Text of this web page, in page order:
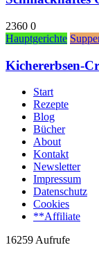
2360 0
Hauptgerichte
Kichererbsen-
Start
Rezepte
Blog
Bücher
About
Kontakt
Newsletter
Impressum
Datenschutz
Cookies
**Affiliate
16259 Aufrufe